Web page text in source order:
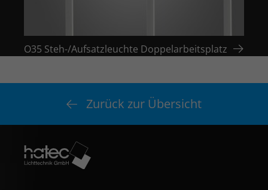
O35 Steh-/Aufsatzleuchte Doppelarbeitsplatz
Zurück zur Übersicht